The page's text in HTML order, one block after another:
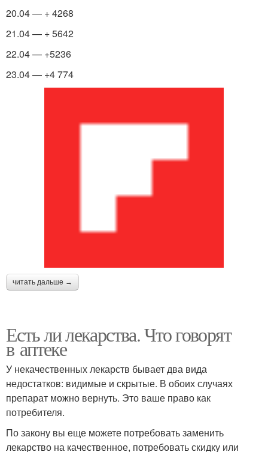
20.04 — + 4268
21.04 — + 5642
22.04 — +5236
23.04 — +4 774
читать дальше →
Есть ли лекарства. Что говорят
в аптеке
У некачественных лекарств бывает два вида
недостатков: видимые и скрытые. В обоих случаях
препарат можно вернуть. Это ваше право как
потребителя.
По закону вы еще можете потребовать заменить
лекарство на качественное, потребовать скидку или